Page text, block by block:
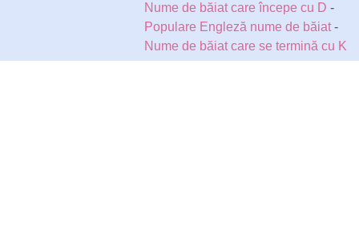
Nume de băiat care începe cu D -
Populare Engleză nume de băiat-
Nume de băiat care se termină cu K